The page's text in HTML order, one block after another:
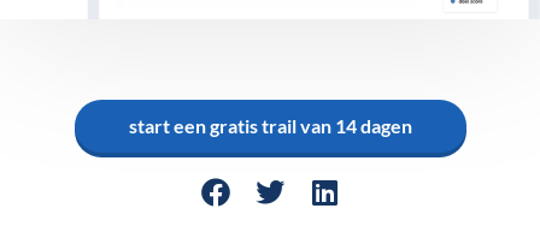
start een gratis trail van 14 dagen